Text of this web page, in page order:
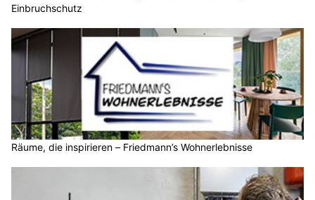
Einbruchschutz
Räume, die inspirieren – Friedmann’s Wohnerlebnisse